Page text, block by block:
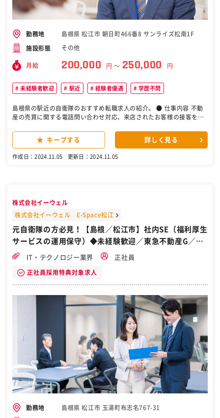
勤務地 島根県 松江市 朝日町466番8 サンライズ松南1F
施設形態 その他
月給 200,000 円 〜 250,000 円
未経験者歓迎 駅近 経験者優遇 学歴不問
島根県の駅近の自衛隊のおすすめ転職求人の紹介。 ● 仕事内容 不動
産の売買に関する電話問い合わせ対応、来店されたお客様の接客を行
ください。他には媒介契約書、売買契約書などの書類作成やローンの
ご案内など。また、売り物件の調査や把握、物件の引き渡しなど、不
い 不動産売買営業は、不動産という大きな買い物のお手伝いをする仕
ュリー21はアメリカで誕生した不動産ブランド。日本では1983年に
上陸後、加盟店を増やし続け、現在は全国に900店舗以上を展開中で
手伝いに情熱を傾け、信頼いただける不動産ネットワークの確立に向
け日々努めています。 ［自衛隊・転職・求人］
キープする 詳しく見る
作成日：2024.11.05 更新日：2024.11.05
株式会社イーウェル
株式会社イーウェル E-Space松江
元自衛隊の方必見！【島根／松江市】社内SE（福利厚生
サービスの運用保守）◆未経験歓迎／東急不動産G／マ
イカー通勤可
IT・テクノロジー業界 正社員
正社員採用特典対象求人
勤務地 島根県 松江市 玉湯町布志名767-31